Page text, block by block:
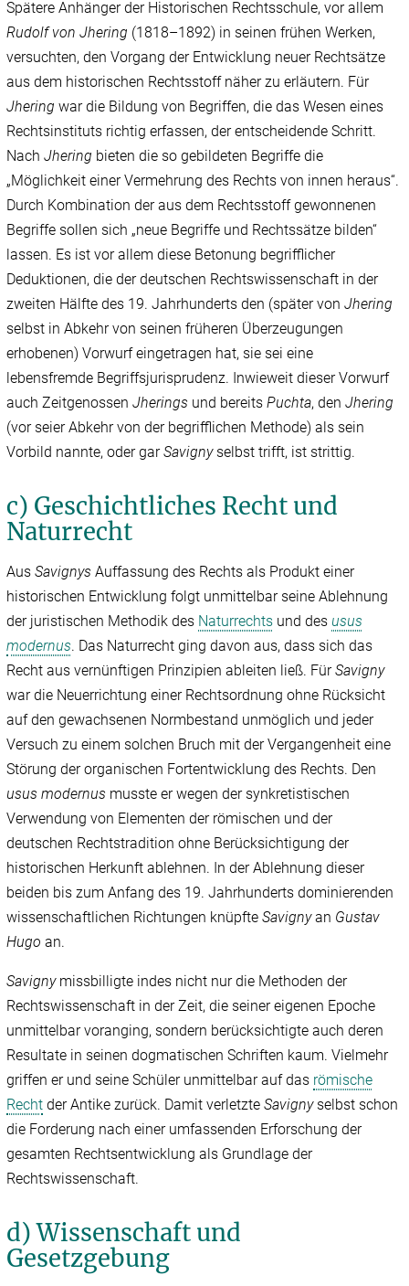
Spätere Anhänger der Historischen Rechtsschule, vor allem
Rudolf von Jhering (1818–1892) in seinen frühen Werken,
versuchten, den Vorgang der Entwicklung neuer Rechtsätze
aus dem historischen Rechtsstoff näher zu erläutern. Für
Jhering war die Bildung von Begriffen, die das Wesen eines
Rechtsinstituts richtig erfassen, der entscheidende Schritt.
NachJhering bieten die so gebildeten Begriffe die
„Möglichkeit einer Vermehrung des Rechts von innen heraus“.
Durch Kombination der aus dem Rechtsstoff gewonnenen
Begriffe sollen sich „neue Begriffe und Rechtssätze bilden“
lassen. Es ist vor allem diese Betonung begrifflicher
Deduktionen, die der deutschen Rechtswissenschaft in der
zweiten Hälfte des 19. Jahrhunderts den (später vonJhering
selbst in Abkehr von seinen früheren Überzeugungen
erhobenen) Vorwurf eingetragen hat, sie sei eine
lebensfremde Begriffsjurisprudenz. Inwieweit dieser Vorwurf
auch ZeitgenossenJherings und bereitsPuchta, denJhering
(vor seier Abkehr von der begrifflichen Methode) als sein
Vorbild nannte, oder garSavignyselbst trifft, ist strittig.
c) Geschichtliches Recht und
Naturrecht
AusSavignys Auffassung des Rechts als Produkt einer
historischen Entwicklung folgt unmittelbar seine Ablehnung
der juristischen Methodik des Naturrechts und des usus
modernus. Das Naturrecht ging davon aus, dass sich das
Recht aus vernünftigen Prinzipien ableiten ließ. FürSavigny
war die Neuerrichtung einer Rechtsordnung ohne Rücksicht
auf den gewachsenen Normbestand unmöglich und jeder
Versuch zu einem solchen Bruch mit der Vergangenheit eine
Störung der organischen Fortentwicklung des Rechts. Den
usus modernus musste er wegen der synkretistischen
Verwendung von Elementen der römischen und der
deutschen Rechtstradition ohne Berücksichtigung der
historischen Herkunft ablehnen. In der Ablehnung dieser
beiden bis zum Anfang des 19. Jahrhunderts dominierenden
wissenschaftlichen Richtungen knüpfteSavignyan Gustav
Hugo an.
Savignymissbilligte indes nicht nur die Methoden der
Rechtswissenschaft in der Zeit, die seiner eigenen Epoche
unmittelbar voranging, sondern berücksichtigte auch deren
Resultate in seinen dogmatischen Schriften kaum. Vielmehr
griffen er und seine Schüler unmittelbar auf das römische
Recht der Antike zurück. Damit verletzteSavignyselbst schon
die Forderung nach einer umfassenden Erforschung der
gesamten Rechtsentwicklung als Grundlage der
Rechtswissenschaft.
d) Wissenschaft und
Gesetzgebung